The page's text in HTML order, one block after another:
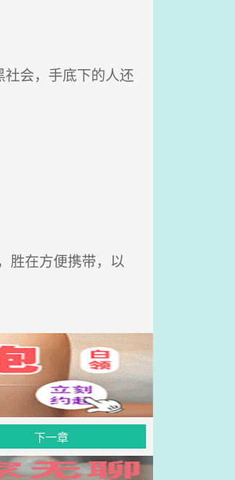
会，手底下的人还
胜在方便携带，以
下一章